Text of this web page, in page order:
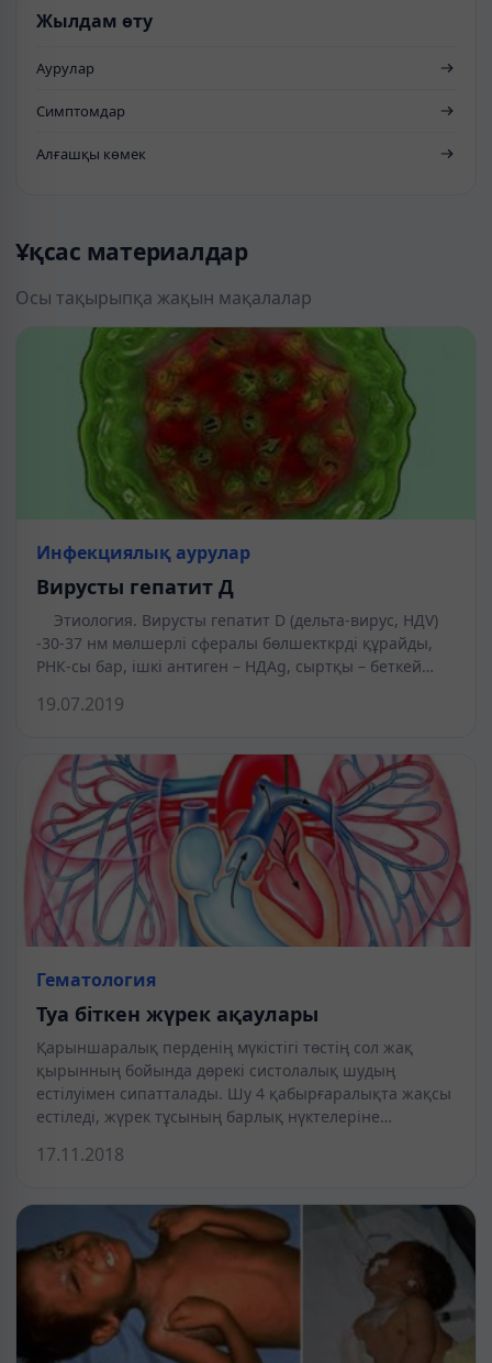
Жылдам өту
Аурулар
Симптомдар
Алғашқы көмек
Ұқсас материалдар
Осы тақырыпқа жақын мақалалар
Инфекциялық аурулар
Вирусты гепатит Д
Этиология. Вирусты гепатит D (дельта-вирус, НДV)
-30-37 нм мөлшерлі сфералы бөлшекткрді құрайды,
РНК-сы бар, ішкі антиген – НДАg, сыртқы – беткей…
19.07.2019
Гематология
Туа біткен жүрек ақаулары
Қарыншаралық перденің мүкістігі төстің сол жақ
қырынның бойында дөрекі систолалық шудың
естілуімен сипатталады. Шу 4 қабырғаралықта жақсы
естіледі, жүрек тұсының барлық нүктелеріне…
17.11.2018